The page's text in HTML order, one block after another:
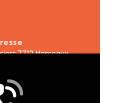
7712 Herseaux